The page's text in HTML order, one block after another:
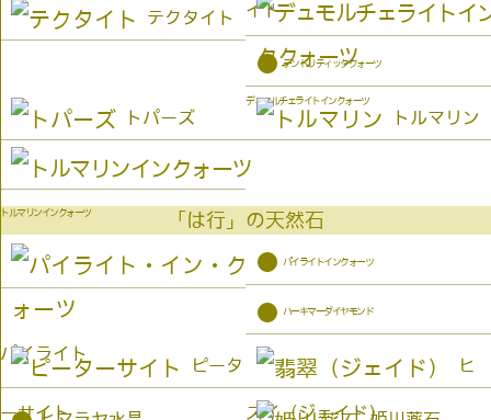
イト
テクタイト
デュモルチェライトインクォーツ
● デンドリティッククォーツ
トパーズ トルマリン
トルマリンインクォーツ 「は行」の天然石
パイライト
● パイライトインクォーツ
● ハーキマーダイヤモンド
ピータ
ーサイト
ヒ
スイ（ジェイド）